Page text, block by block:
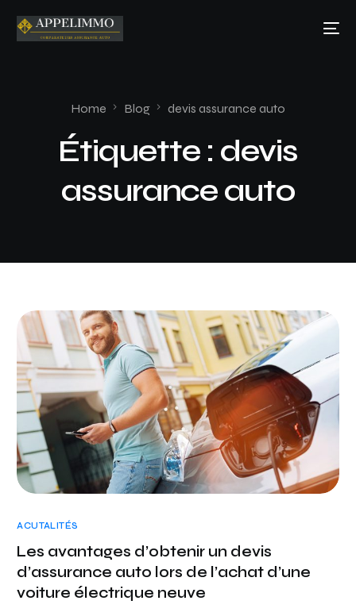
Home Blog devis assurance auto
Étiquette : devis
assurance auto
ACUTALITÉS
Les avantages d’obtenir un devis
d’assurance auto lors de l’achat d’une
voiture électrique neuve